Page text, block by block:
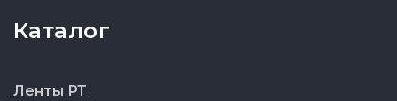
Каталог
Ленты РТ